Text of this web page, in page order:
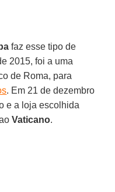
faz esse tipo de
2015, foi a uma
de Roma, para
. Em 21 de dezembro
e a loja escolhida
Vaticano.